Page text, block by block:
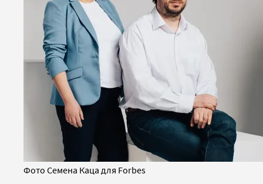
Фото Семена Каца для Forbes